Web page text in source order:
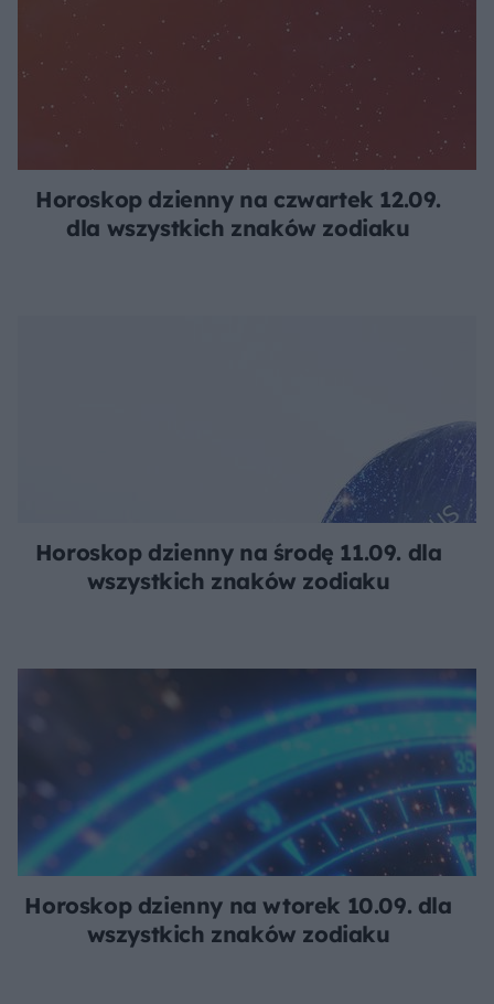
Horoskop dzienny na czwartek 12.09.
dla wszystkich znaków zodiaku
Horoskop dzienny na środę 11.09. dla
wszystkich znaków zodiaku
Horoskop dzienny na wtorek 10.09. dla
wszystkich znaków zodiaku